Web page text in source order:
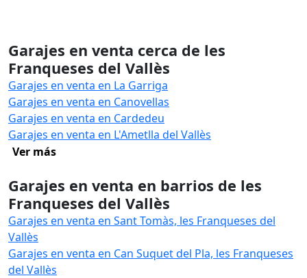
Garajes en venta cerca de les
Franqueses del Vallès
Garajes en venta en La Garriga
Garajes en venta en Canovellas
Garajes en venta en Cardedeu
Garajes en venta en L'Ametlla del Vallès
Ver más
Garajes en venta en barrios de les
Franqueses del Vallès
Garajes en venta en Sant Tomàs, les Franqueses del
Vallès
Garajes en venta en Can Suquet del Pla, les Franqueses
del Vallès